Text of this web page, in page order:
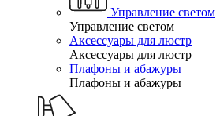
Управление светом
Управление светом
Аксессуары для люстр
Аксессуары для люстр
Плафоны и абажуры
Плафоны и абажуры